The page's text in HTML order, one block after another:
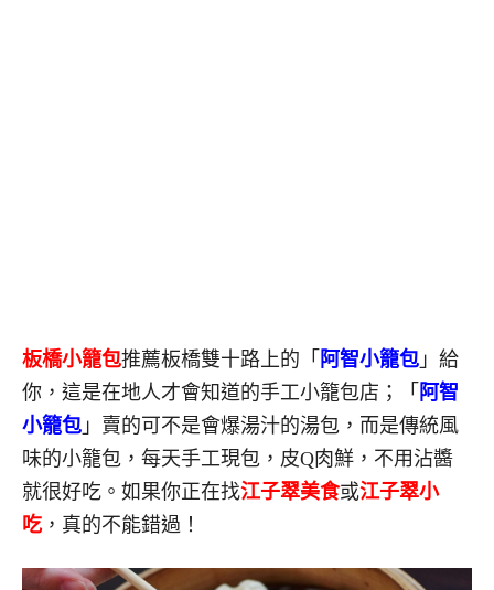
板橋小籠包推薦板橋雙十路上的「 阿智小籠包 」給
你，這是在地人才會知道的手工小籠包店；「 阿智
小籠包 」賣的可不是會爆湯汁的湯包，而是傳統風
味的小籠包，每天手工現包，皮Q肉鮮，不用沾醬
就很好吃。如果你正在找江子翠美食或江子翠小
吃，真的不能錯過！